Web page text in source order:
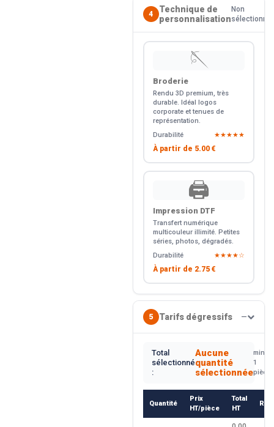
4
Technique de
personnalisation
Non
sélectionné
🪡
Broderie
Rendu 3D premium, très
durable. Idéal logos
corporate et tenues de
représentation.
Durabilité
★★★★★
À partir de 5.00 €
🖨️
Impression DTF
Transfert numérique
multicouleur illimité. Petites
séries, photos, dégradés.
Durabilité
★★★★☆
À partir de 2.75 €
5 Tarifs dégressifs —
Total
sélectionné
:
Aucune
quantité
sélectionnée
min.
1
pièce
Quantité
Prix
HT/pièce
Total
HT